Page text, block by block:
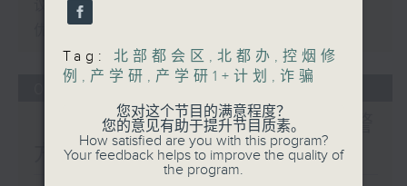
议员关注教科书价格升幅对基层影响 提
「Fun Coffee」投资骗案 警
方接获225宗报案
Tag: 北部都会区 , 北都办 , 控烟修
例 , 产学研 , 产学研1+计划 , 诈骗
您对这个节目的满意程度？
您的意见有助于提升节目质素。
How satisfied are you with this program?
Your feedback helps to improve the quality of
the program.